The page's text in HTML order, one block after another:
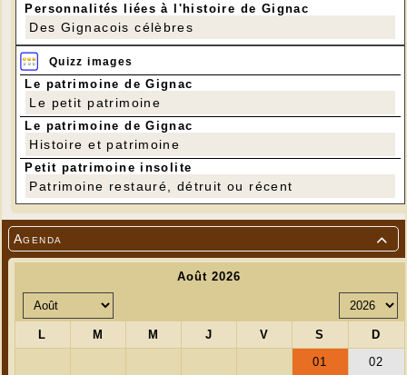

Agenda
Personnalités liées à l'histoire de Gignac
Des Gignacois célèbres
Quizz images
Le patrimoine de Gignac
Le petit patrimoine
Le patrimoine de Gignac
Histoire et patrimoine
Petit patrimoine insolite
Patrimoine restauré, détruit ou récent